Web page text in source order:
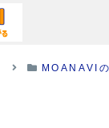
MOANAVI